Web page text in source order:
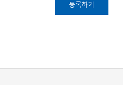
등록하기